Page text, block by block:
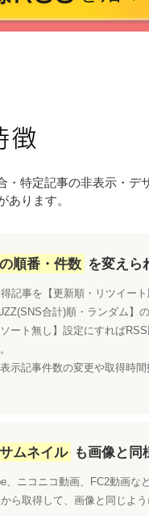
特定記事の非表示・デ
ります。
順番・件数 を変えら
記事を【更新順・リツイー
合計)順 ・ランダム】
ソート無し】設定にすれば
示記事件数の変更や取得時間
ムネイル も画像と同
、ニコニコ動画、FC2動画な
ら取得して、画像と同じよう